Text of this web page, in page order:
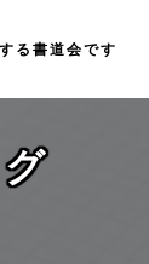
る 書道会です